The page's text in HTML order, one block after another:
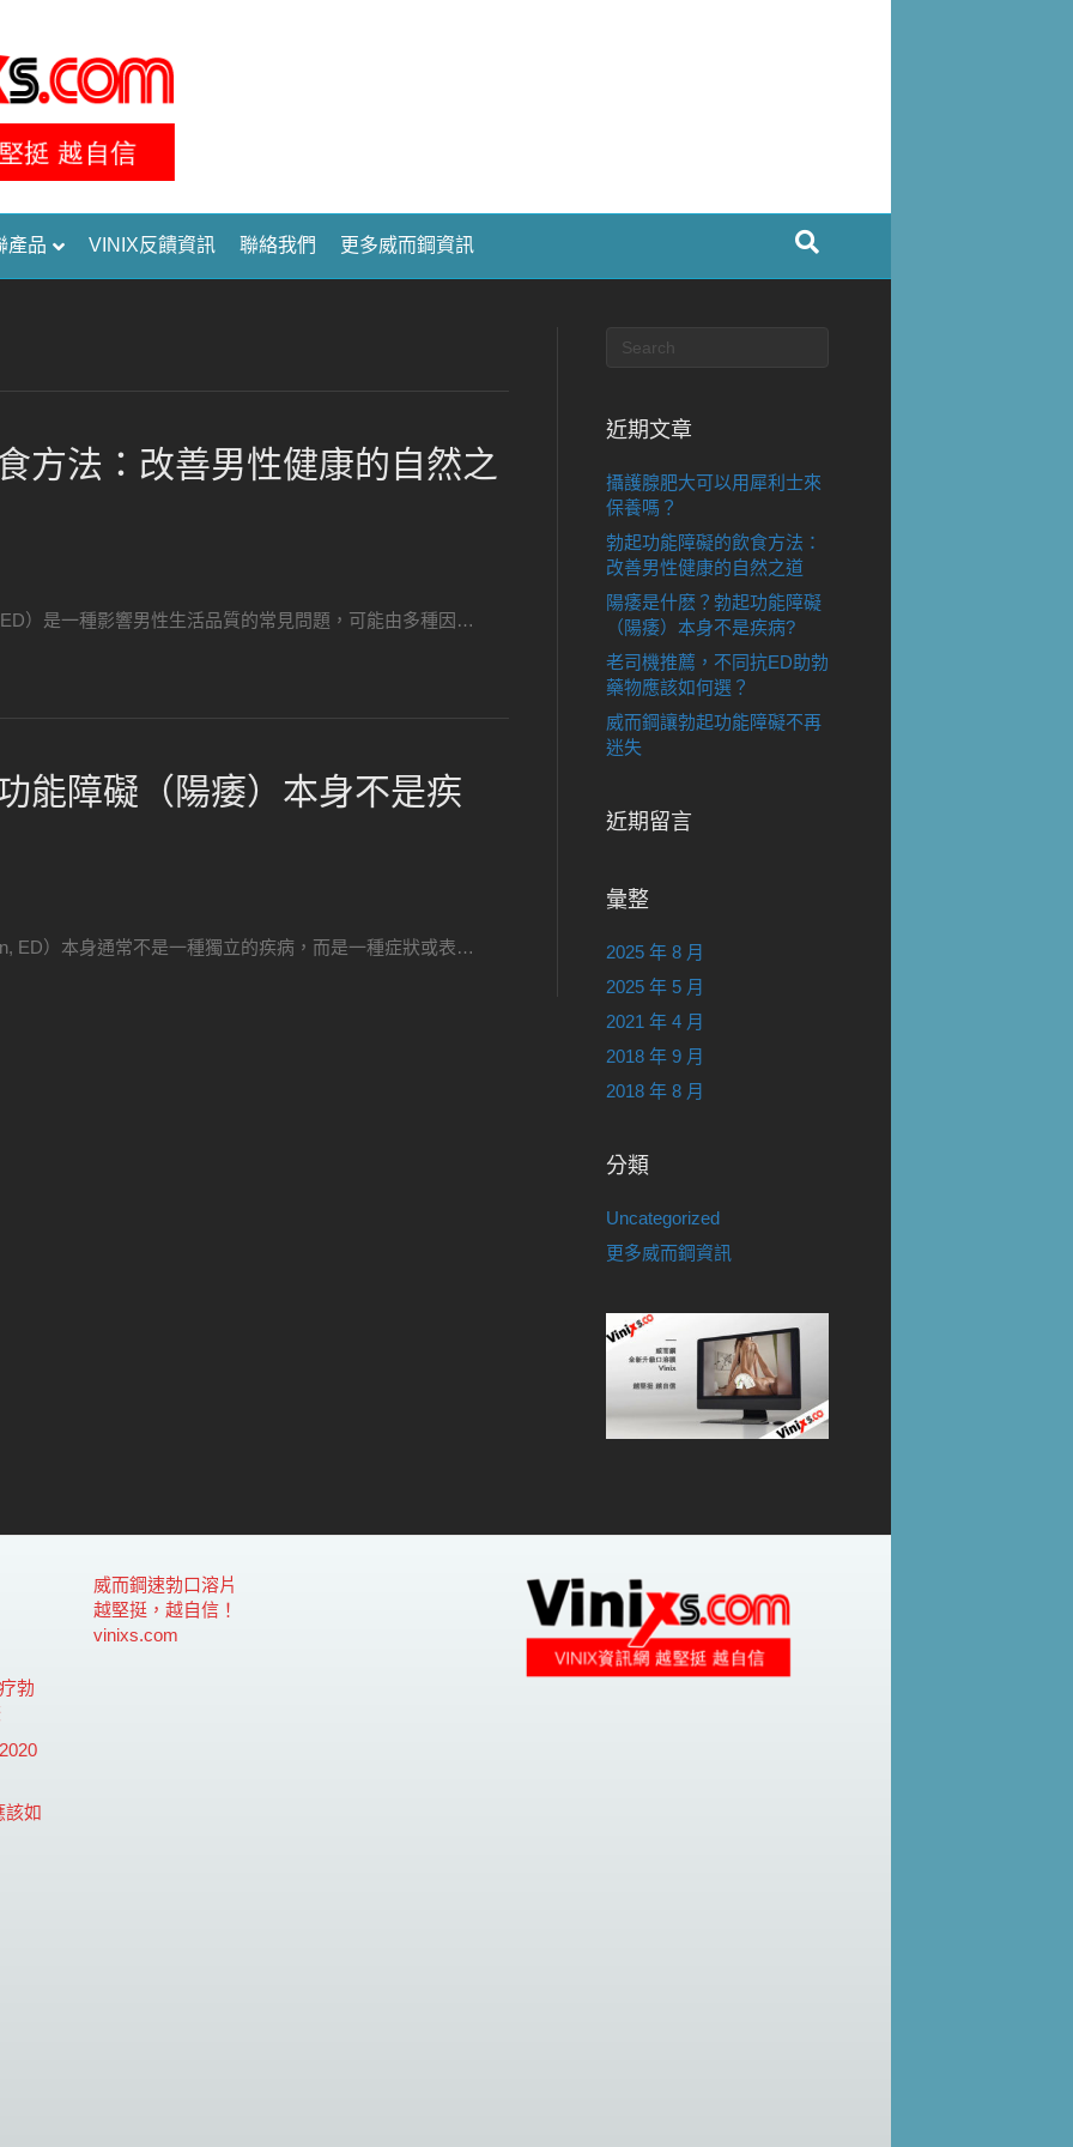
產品 VINIX反饋資訊 聯絡我們 更多威而鋼資訊
方法：改善男性健康的自然之
）是一種影響男性生活品質的常見問題，可能由多種因…
能障礙（陽痿）本身不是疾
ED）本身通常不是一種獨立的疾病，而是一種症狀或表…
近期文章
攝護腺肥大可以用犀利士來
保養嗎？
勃起功能障礙的飲食方法：
改善男性健康的自然之道
陽痿是什麽？勃起功能障礙
（陽痿）本身不是疾病?
老司機推薦，不同抗ED助勃
藥物應該如何選？
威而鋼讓勃起功能障礙不再
迷失
近期留言
彙整
2025 年 8 月
2025 年 5 月
2021 年 4 月
2018 年 9 月
2018 年 8 月
分類
Uncategorized
更多威而鋼資訊
勃
該如
威而鋼速勃口溶片
越堅挺，越自信！
vinixs.com